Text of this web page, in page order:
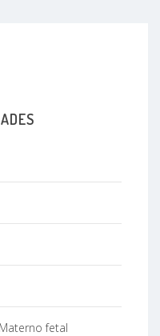
fetal